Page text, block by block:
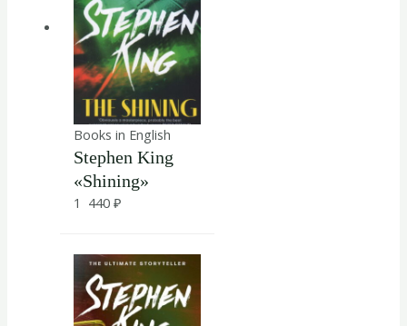
Books in English
Stephen King
«Shining»
1 440 ₽